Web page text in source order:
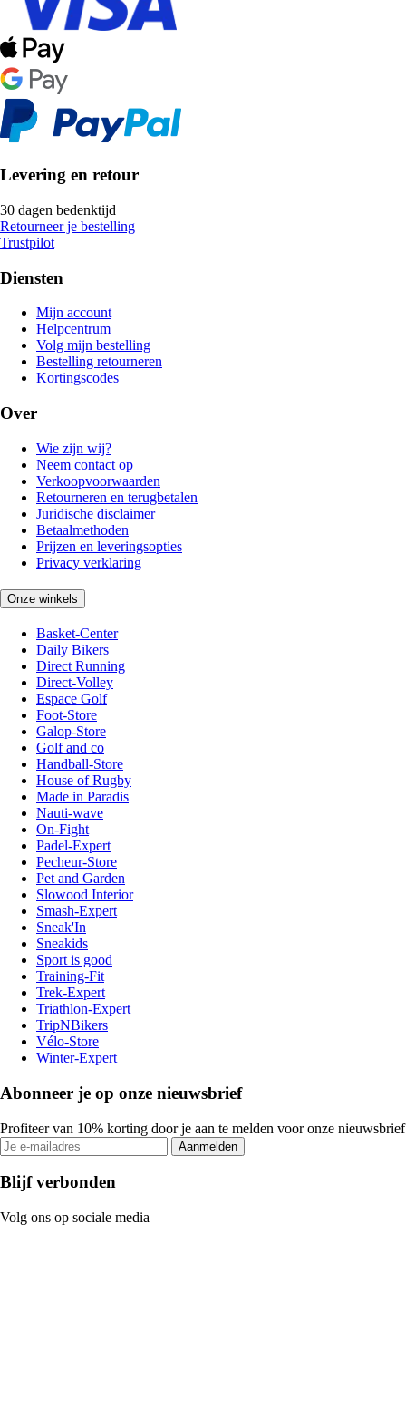
Levering en retour
30 dagen bedenktijd
Retourneer je bestelling
Trustpilot
Diensten
Mijn account
Helpcentrum
Volg mijn bestelling
Bestelling retourneren
Kortingscodes
Over
Wie zijn wij?
Neem contact op
Verkoopvoorwaarden
Retourneren en terugbetalen
Juridische disclaimer
Betaalmethoden
Prijzen en leveringsopties
Privacy verklaring
Onze winkels
Basket-Center
Daily Bikers
Direct Running
Direct-Volley
Espace Golf
Foot-Store
Galop-Store
Golf and co
Handball-Store
House of Rugby
Made in Paradis
Nauti-wave
On-Fight
Padel-Expert
Pecheur-Store
Pet and Garden
Slowood Interior
Smash-Expert
Sneak'In
Sneakids
Sport is good
Training-Fit
Trek-Expert
Triathlon-Expert
TripNBikers
Vélo-Store
Winter-Expert
Abonneer je op onze nieuwsbrief
Profiteer van 10% korting door je aan te melden voor onze nieuwsbrief
Aanmelden
Blijf verbonden
Volg ons op sociale media